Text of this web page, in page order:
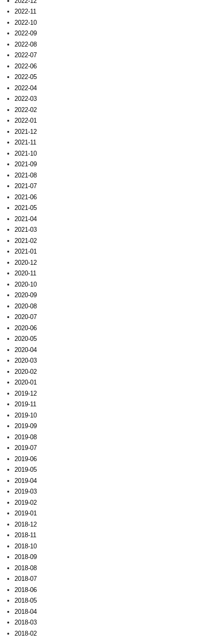
2022-11
2022-10
2022-09
2022-08
2022-07
2022-06
2022-05
2022-04
2022-03
2022-02
2022-01
2021-12
2021-11
2021-10
2021-09
2021-08
2021-07
2021-06
2021-05
2021-04
2021-03
2021-02
2021-01
2020-12
2020-11
2020-10
2020-09
2020-08
2020-07
2020-06
2020-05
2020-04
2020-03
2020-02
2020-01
2019-12
2019-11
2019-10
2019-09
2019-08
2019-07
2019-06
2019-05
2019-04
2019-03
2019-02
2019-01
2018-12
2018-11
2018-10
2018-09
2018-08
2018-07
2018-06
2018-05
2018-04
2018-03
2018-02